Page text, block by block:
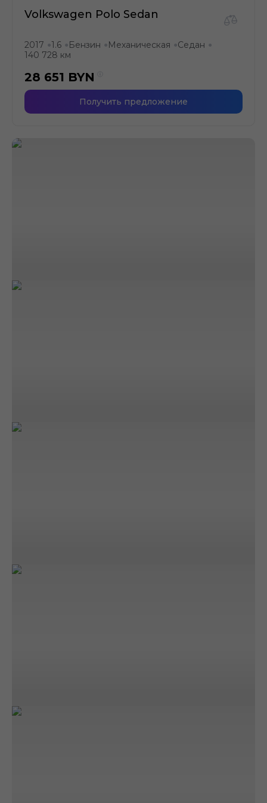
Volkswagen Polo Sedan
2017 ●1.6 ● Бензин ● Механическая ●Седан ●
140 728 км
28 651 BYN
Получить предложение